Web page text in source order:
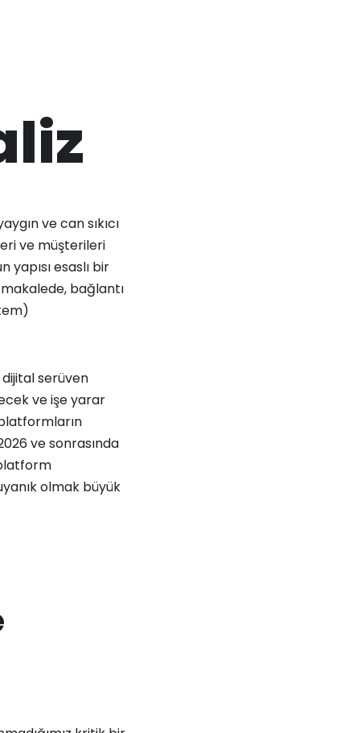
ve can sıkıcı
ve müşterileri
esaslı bir
bağlantı
serüven
ve işe yarar
ve sonrasında
olmak büyük